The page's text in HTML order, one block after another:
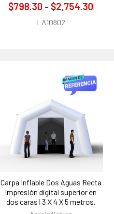
$798.30 - $2,754.30
LA10802
Carpa Inflable Dos Aguas Recta
Impresión digital superior en
dos caras | 3 X 4 X 5 metros.